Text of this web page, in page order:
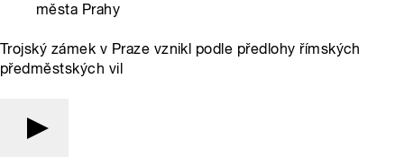
města Prahy
Trojský zámek v Praze vznikl podle předlohy římských
předměstských vil